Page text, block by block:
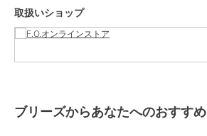
性別タイプ
ガールズ
取扱いショップ
ブリーズからあなたへのおすすめ